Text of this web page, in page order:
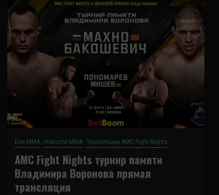
Бои ММА Новости ММА Трансляции AMC Fight Nights
AMC Fight Nights турнир памяти
Владимира Воронова прямая
трансляция